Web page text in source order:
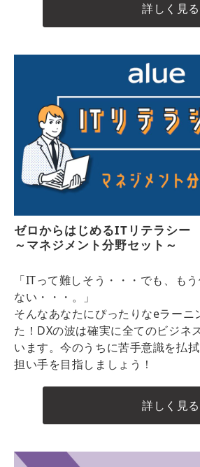
詳しく見る
ゼロからはじめるITリテラシー
～マネジメント分野セット～
「ITって難しそう・・・でも、も
ない・・・。」
そんなあなたにぴったりなeラーニ
た！DXの波は確実に全てのビジネ
います。今のうちに苦手意識を払
担い手を目指しましょう！
詳しく見る